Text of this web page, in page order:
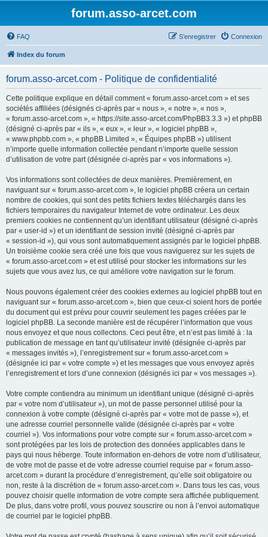
forum.asso-arcet.com
FAQ Connexion
S’enregistrer
Index du forum
forum.asso-arcet.com - Politique de confidentialité
Cette politique explique en détail comment « forum.asso-arcet.com » et ses
sociétés affiliées (désignés ci-après par « nous », « notre », « nos »,
« forum.asso-arcet.com », « https://site.asso-arcet.com/PhpBB3.3.3 ») et phpBB
(désigné ci-après par « ils », « eux », « leur », « logiciel phpBB »,
« www.phpbb.com », « phpBB Limited », « Équipes phpBB ») utilisent
n’importe quelle information collectée pendant n’importe quelle session
d’utilisation de votre part (désignée ci-après par « vos informations »).
Vos informations sont collectées de deux manières. Premièrement, en
naviguant sur « forum.asso-arcet.com », le logiciel phpBB créera un certain
nombre de cookies, qui sont des petits fichiers textes téléchargés dans les
fichiers temporaires du navigateur Internet de votre ordinateur. Les deux
premiers cookies ne contiennent qu’un identifiant utilisateur (désigné ci-après
par « user-id ») et un identifiant de session invité (désigné ci-après par
« session-id »), qui vous sont automatiquement assignés par le logiciel phpBB.
Un troisième cookie sera créé une fois que vous naviguerez sur les sujets de
« forum.asso-arcet.com » et est utilisé pour stocker les informations sur les
sujets que vous avez lus, ce qui améliore votre navigation sur le forum.
Nous pouvons également créer des cookies externes au logiciel phpBB tout en
naviguant sur « forum.asso-arcet.com », bien que ceux-ci soient hors de portée
du document qui est prévu pour couvrir seulement les pages créées par le
logiciel phpBB. La seconde manière est de récupérer l’information que vous
nous envoyez et que nous collectons. Ceci peut être, et n’est pas limité à : la
publication de message en tant qu’utilisateur invité (désignée ci-après par
« messages invités »), l’enregistrement sur « forum.asso-arcet.com »
(désignée ici par « votre compte ») et les messages que vous envoyez après
l’enregistrement et lors d’une connexion (désignés ici par « vos messages »).
Votre compte contiendra au minimum un identifiant unique (désigné ci-après
par « votre nom d’utilisateur »), un mot de passe personnel utilisé pour la
connexion à votre compte (désigné ci-après par « votre mot de passe »), et
une adresse courriel personnelle valide (désignée ci-après par « votre
courriel »). Vos informations pour votre compte sur « forum.asso-arcet.com »
sont protégées par les lois de protection des données applicables dans le
pays qui nous héberge. Toute information en-dehors de votre nom d’utilisateur,
de votre mot de passe et de votre adresse courriel requise par « forum.asso-
arcet.com » durant la procédure d’enregistrement, qu’elle soit obligatoire ou
non, reste à la discrétion de « forum.asso-arcet.com ». Dans tous les cas, vous
pouvez choisir quelle information de votre compte sera affichée publiquement.
De plus, dans votre profil, vous pouvez souscrire ou non à l’envoi automatique
de courriel par le logiciel phpBB.